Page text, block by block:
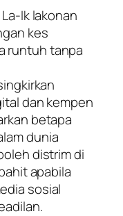
Ik lakonan
kes
runtuh tanpa
dan kempen
betapa
dunia
distrim di
apabila
sosial